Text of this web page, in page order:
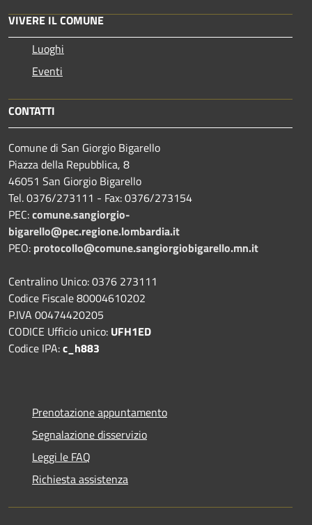
VIVERE IL COMUNE
Luoghi
Eventi
CONTATTI
Comune di San Giorgio Bigarello
Piazza della Repubblica, 8
46051 San Giorgio Bigarello
Tel. 0376/273111 - Fax: 0376/273154
PEC:comune.sangiorgio-
bigarello@pec.regione.lombardia.it
PEO: protocollo@comune.sangiorgiobigarello.mn.it
Centralino Unico: 0376 273111
Codice Fiscale 80004610202
P.IVA 00474420205
CODICE Ufficio unico: UFH1ED
Codice IPA:c_h883
Prenotazione appuntamento
Segnalazione disservizio
Leggi le FAQ
Richiesta assistenza